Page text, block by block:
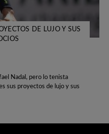
DE LUJO Y SUS
Nadal, pero lo tenista
sus proyectos de lujo y sus